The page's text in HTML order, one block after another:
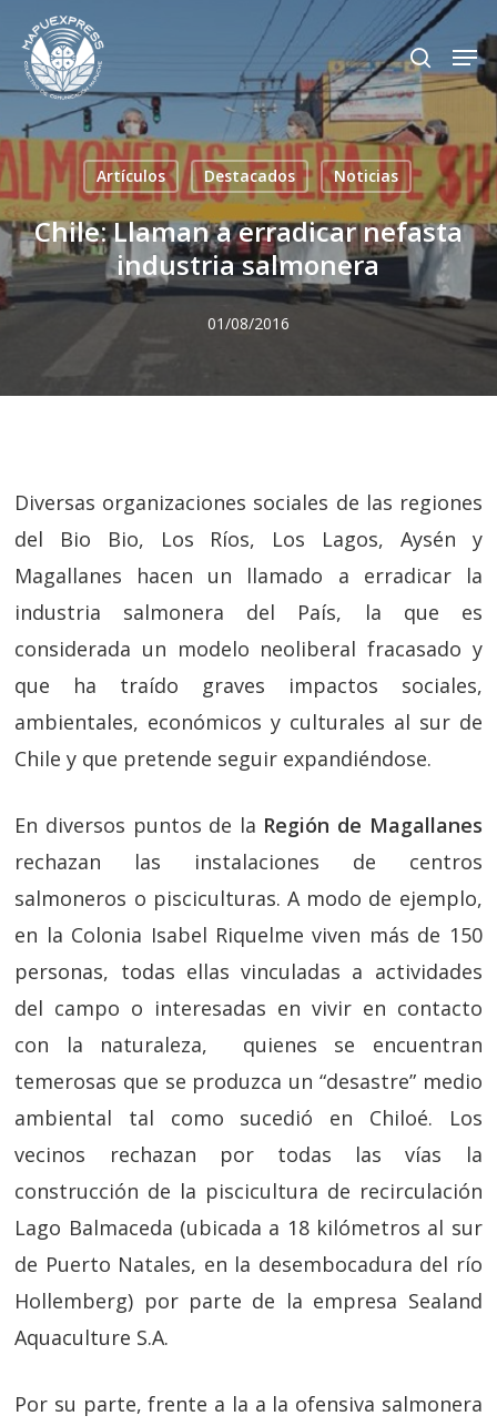
Skip
main
content
search
Artículos Destacados Noticias
Chile: Llaman a erradicar nefasta
industria salmonera
01/08/2016
Diversas organizaciones sociales de las regiones
del Bio Bio, Los Ríos, Los Lagos, Aysén y
Magallanes hacen un llamado a erradicar la
industria salmonera del País, la que es
considerada un modelo neoliberal fracasado y
que ha traído graves impactos sociales,
ambientales, económicos y culturales al sur de
Chile y que pretende seguir expandiéndose.
En diversos puntos de la Región de Magallanes
rechazan las instalaciones de centros
salmoneros o pisciculturas. A modo de ejemplo,
en la Colonia Isabel Riquelme viven más de 150
personas, todas ellas vinculadas a actividades
del campo o interesadas en vivir en contacto
con la naturaleza, quienes se encuentran
temerosas que se produzca un “desastre” medio
ambiental tal como sucedió en Chiloé. Los
vecinos rechazan por todas las vías la
construcción de la piscicultura de recirculación
Lago Balmaceda (ubicada a 18 kilómetros al sur
de Puerto Natales, en la desembocadura del río
Hollemberg) por parte de la empresa Sealand
Aquaculture S.A.
Por su parte, frente a la a la ofensiva salmonera
Close